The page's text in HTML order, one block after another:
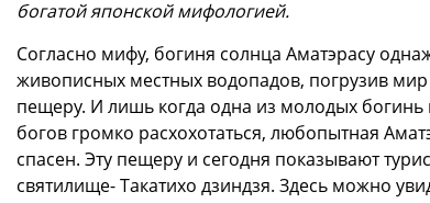
богатой японской мифологией.
Согласно мифу, богиня солнца Аматэрасу
живописных местных водопадов, погрузив
пещеру. И лишь когда одна из молодых
богов громко расхохотаться, любопытная
спасен. Эту пещеру и сегодня показывают
святилище- Такатихо дзиндзя. Здесь можно